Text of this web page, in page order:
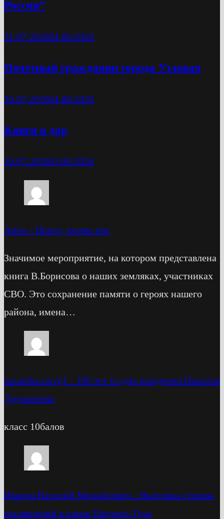
России”
31.07.202604.08.2026
Почетный гражданин города Узловая
30.07.202604.08.2026
Книги в дар
30.07.202603.08.2026
Анна - Никто, кроме нас
Значимое мероприятие, на котором представлена
книга В.Борисова о наших земляках, участниках
СВО. Это сохранение памяти о героях нашего
района, имена…
sosamba-novg1 - 100 лет со дня рождения Николая
Дружинина
класс 10балов
Иванов Василий Михайлович - Выставка стихов-
посвящений в парке Патриот-Тула